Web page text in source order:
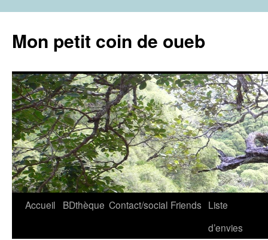
contenu
Mon petit coin de oueb
Accueil BDthèque Contact/social Friends Liste
d’envies